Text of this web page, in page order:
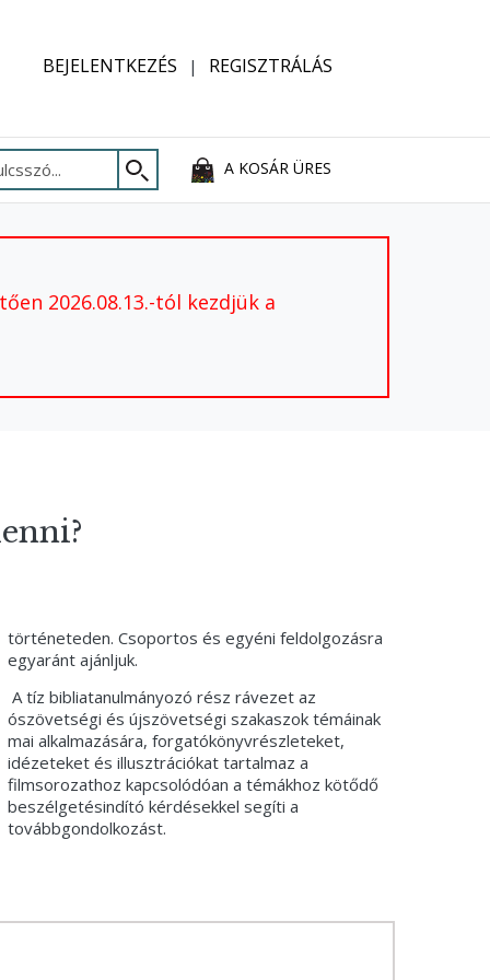
BEJELENTKEZÉS REGISZTRÁLÁS
A KOSÁR ÜRES
2026.08.13.-tól kezdjük a
történeteden. Csoportos és egyéni feldolgozásra
egyaránt ajánljuk.
A tíz bibliatanulmányozó rész rávezet az
ószövetségi és újszövetségi szakaszok témáinak
mai alkalmazására, forgatókönyvrészleteket,
idézeteket és illusztrációkat tartalmaz a
filmsorozathoz kapcsolódóan a témákhoz kötődő
beszélgetésindító kérdésekkel segíti a
továbbgondolkozást.